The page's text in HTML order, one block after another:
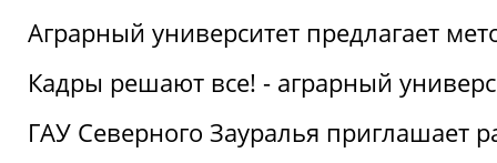
Аграрный университет предлагает
Кадры решают все! - аграрный
ГАУ Северного Зауралья приглашает